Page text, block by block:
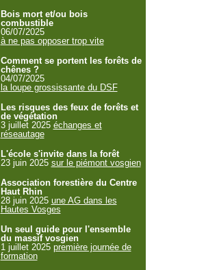
Bois mort et/ou bois
combustible
06/07/2025
à ne pas opposer trop vite
Comment se portent les forêts de
chênes ?
04/07/2025
la loupe grossissante du DSF
Les risques des feux de forêts et
de végétation
3 juillet 2025 échanges et
réseautage
L'école s'invite dans la forêt
23 juin 2025 sur le piémont vosgien
Association forestière du Centre
Haut Rhin
28 juin 2025 une AG dans les
Hautes Vosges
Un seul guide pour l'ensemble
du massif vosgien
1 juillet 2025 première journée de
formation